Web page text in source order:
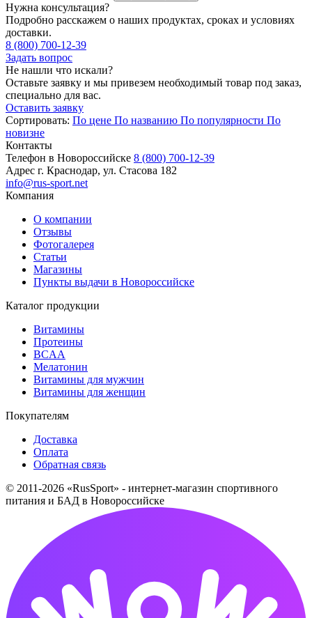
Нужна консультация?
Подробно расскажем о наших продуктах, сроках и условиях
доставки.
8 (800) 700-12-39
Задать вопрос
Не нашли что искали?
Оставьте заявку и мы привезем необходимый товар под заказ,
специально для вас.
Оставить заявку
Сортировать: По цене По названию По популярности По
новизне
Контакты
Телефон в Новороссийске 8 (800) 700-12-39
Адрес г. Краснодар, ул. Стасова 182
info@rus-sport.net
Компания
О компании
Отзывы
Фотогалерея
Статьи
Магазины
Пункты выдачи в Новороссийске
Каталог продукции
Витамины
Протеины
BCAA
Мелатонин
Витамины для мужчин
Витамины для женщин
Покупателям
Доставка
Оплата
Обратная связь
© 2011-2026 «RusSport» - интернет-магазин спортивного
питания и БАД в Новороссийске